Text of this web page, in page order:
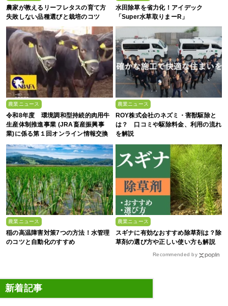
農家が教えるリーフレタスの育て方
失敗しない品種選びと栽培のコツ
水田除草を省力化！アイデック
「Super水草取りまーR」
農業ニュース
令和8年度 環境調和型持続的肉用牛
生産体制推進事業 (JRA畜産振興事
業)に係る第１回オンライン情報交換
農業ニュース
ROY株式会社のネズミ・害獣駆除と
は？ 口コミや駆除料金、利用の流れ
を解説
農業ニュース
稲の高温障害対策7つの方法！水管理
のコツと自動化のすすめ
農業ニュース
スギナに有効なおすすめ除草剤は？除
草剤の選び方や正しい使い方も解説
Recommended by
新着記事